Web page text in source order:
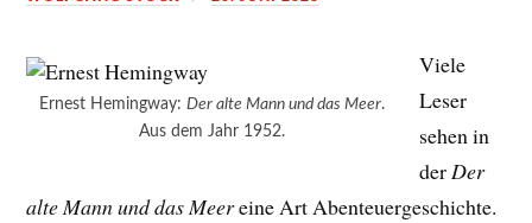
Ernest Hemingway:Der alte Mann und das Meer.
Aus dem Jahr 1952.
Viele
Leser
sehen in
der Der
alte Mann und das Meereine Art Abenteuergeschichte.